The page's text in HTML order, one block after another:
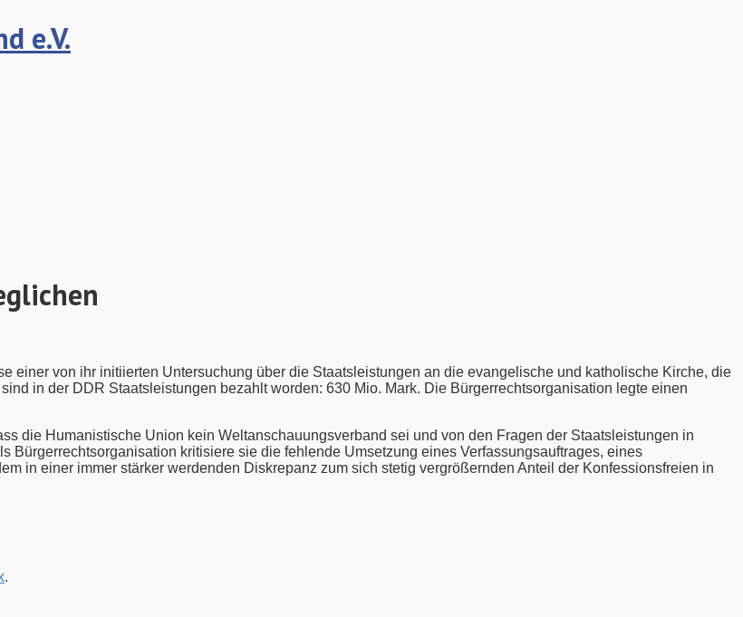
e.V.
einer von ihr initiierten Untersuchung über die Staatsleistungen an die evangelische und katholische Kirche, die
in der DDR Staatsleistungen bezahlt worden: 630 Mio. Mark. Die Bürgerrechtsorganisation legte einen
die Humanistische Union kein Weltanschauungsverband sei und von den Fragen der Staatsleistungen in
Bürgerrechtsorganisation kritisiere sie die fehlende Umsetzung eines Verfassungsauftrages, eines
in einer immer stärker werdenden Diskrepanz zum sich stetig vergrößernden Anteil der Konfessionsfreien in
.